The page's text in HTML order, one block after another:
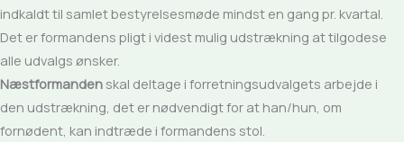
indkaldt til samlet bestyrelsesmøde mindst en gang pr. kvartal.
Det er formandens pligt i videst mulig udstrækning at tilgodese
alle udvalgs ønsker.
Næstformanden skal deltage i forretningsudvalgets arbejde i
den udstrækning, det er nødvendigt for at han/hun, om
fornødent, kan indtræde i formandens stol.